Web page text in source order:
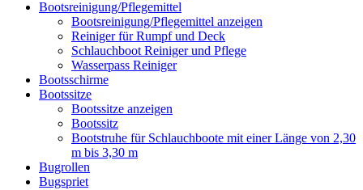
Bootsreinigung/Pflegemittel
Bootsreinigung/Pflegemittel anzeigen
Reiniger für Rumpf und Deck
Schlauchboot Reiniger und Pflege
Wasserpass Reiniger
Bootsschirme
Bootssitze
Bootssitze anzeigen
Bootssitz
Bootstruhe für Schlauchboote mit einer Länge von 2,30
m bis 3,30 m
Bugrollen
Bugspriet